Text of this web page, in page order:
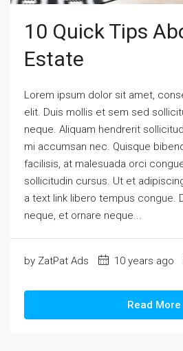
10 Quick Tips
Estate
Lorem ipsum dolor sit amet,
elit. Duis mollis et sem sed
neque. Aliquam hendrerit
mi accumsan nec. Quisque
facilisis, at malesuada orci
sollicitudin cursus. Ut et
a text link libero tempus congue.
neque, et ornare neque...
by ZatPat Ads 10 years ago
Read More